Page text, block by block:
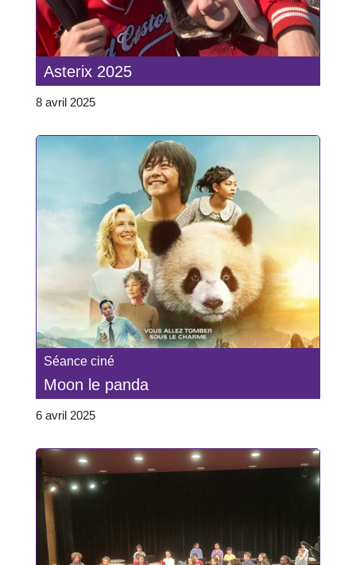
Asterix 2025
8 avril 2025
Séance ciné
Moon le panda
6 avril 2025